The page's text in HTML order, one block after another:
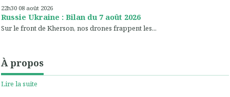
22h30 08 août 2026
Russie Ukraine : Bilan du 7 août 2026
Sur le front de Kherson, nos drones frappent les...
À propos
Lire la suite